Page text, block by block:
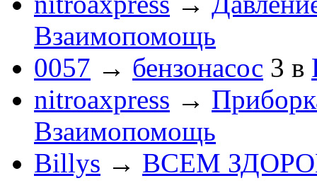
Взаимопомощь
0057 → бензонасос 3 в
nitroaxpress →
Взаимопомощь
Billys → ВСЕМ